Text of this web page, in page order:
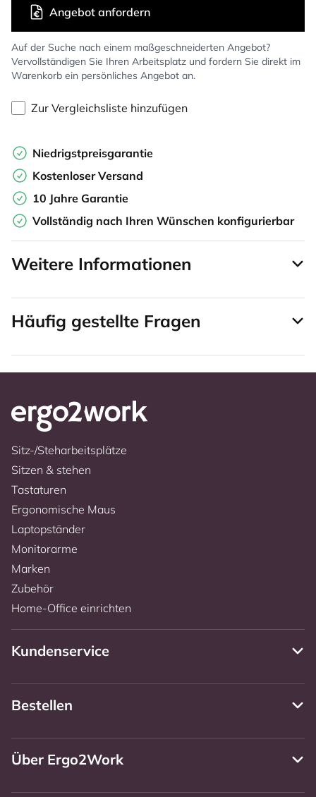
Auf der Suche nach einem maßgeschneiderten Angebot?
Vervollständigen Sie Ihren Arbeitsplatz und fordern Sie direkt im
Warenkorb ein persönliches Angebot an.
Angebot anfordern
Zur Vergleichsliste hinzufügen
Niedrigstpreisgarantie
Kostenloser Versand
10 Jahre Garantie
Vollständig nach Ihren Wünschen konfigurierbar
Weitere Informationen
Häufig gestellte Fragen
Sitz-/Steharbeitsplätze
Sitzen & stehen
Tastaturen
Ergonomische Maus
Laptopständer
Monitorarme
Marken
Zubehör
Home-Office einrichten
Kundenservice
Bestellen
Über Ergo2Work